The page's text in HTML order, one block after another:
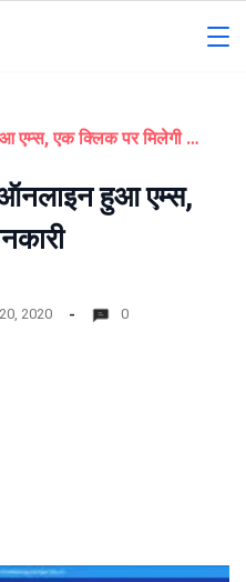
AIIMS Gorakhpur ऑनलाइन हुआ एम्स, एक क्लिक पर मिलेगी जानकारी
हुआ एम्स,
2020 0